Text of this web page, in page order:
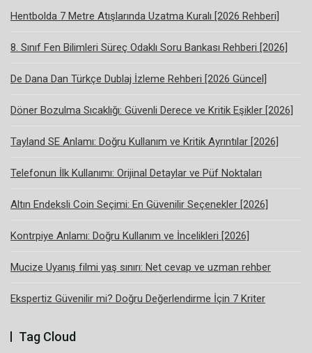
Hentbolda 7 Metre Atışlarında Uzatma Kuralı [2026 Rehberi]
8. Sınıf Fen Bilimleri Süreç Odaklı Soru Bankası Rehberi [2026]
De Dana Dan Türkçe Dublaj İzleme Rehberi [2026 Güncel]
Döner Bozulma Sıcaklığı: Güvenli Derece ve Kritik Eşikler [2026]
Tayland SE Anlamı: Doğru Kullanım ve Kritik Ayrıntılar [2026]
Telefonun İlk Kullanımı: Orijinal Detaylar ve Püf Noktaları
Altın Endeksli Coin Seçimi: En Güvenilir Seçenekler [2026]
Kontrpiye Anlamı: Doğru Kullanım ve İncelikleri [2026]
Mucize Uyanış filmi yaş sınırı: Net cevap ve uzman rehber
Ekspertiz Güvenilir mi? Doğru Değerlendirme İçin 7 Kriter
Tag Cloud